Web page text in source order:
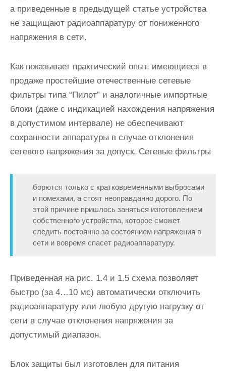
а приведенные в предыдущей статье устройства
не защищают радиоаппаратуру от пониженного
напряжения в сети.
Как показывает практический опыт, имеющиеся в
продаже простейшие отечественные сетевые
фильтры типа “Пилот” и аналогичные импортные
блоки (даже с индикацией нахождения напряжения
в допустимом интервале) не обеспечивают
сохранности аппаратуры в случае отклонения
сетевого напряжения за допуск. Сетевые фильтры
борются только с кратковременными выбросами
и помехами, а стоят неоправданно дорого. По
этой причине пришлось заняться изготовлением
собственного устройства, которое сможет
следить постоянно за состоянием напряжения в
сети и вовремя спасет радиоаппаратуру.
Приведенная на рис. 1.4 и 1.5 схема позволяет
быстро (за 4…10 мс) автоматически отключить
радиоаппаратуру или любую другую нагрузку от
сети в случае отклонения напряжения за
допустимый диапазон.
Блок защиты был изготовлен для питания